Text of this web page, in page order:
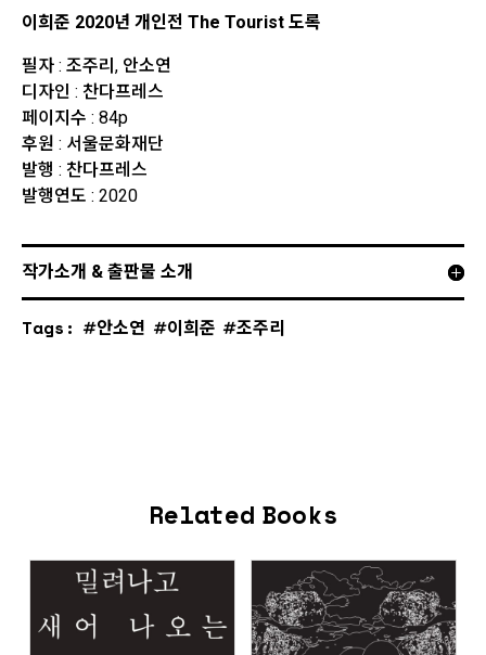
이희준 2020년 개인전 The Tourist 도록
필자 : 조주리, 안소연
디자인 : 찬다프레스
페이지수 : 84p
후원 : 서울문화재단
발행 : 찬다프레스
발행연도 : 2020
작가소개 & 출판물 소개
Tags: 안소연 이희준 조주리
Related Books